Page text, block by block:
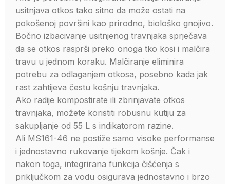
usitnjava otkos tako sitno da može ostati na
pokošenoj površini kao prirodno, biološko gnojivo.
Bočno izbacivanje usitnjenog travnjaka sprječava
da se otkos rasprši preko onoga tko kosi i malčira
travu u jednom koraku. Malčiranje eliminira
potrebu za odlaganjem otkosa, posebno kada jak
rast zahtijeva čestu košnju travnjaka.
Ako radije kompostirate ili zbrinjavate otkos
travnjaka, možete koristiti robusnu kutiju za
sakupljanje od 55 L s indikatorom razine.
Ali MS161-46 ne postiže samo visoke performanse
i jednostavno rukovanje tijekom košnje. Čak i
nakon toga, integrirana funkcija čišćenja s
priključkom za vodu osigurava jednostavno i brzo